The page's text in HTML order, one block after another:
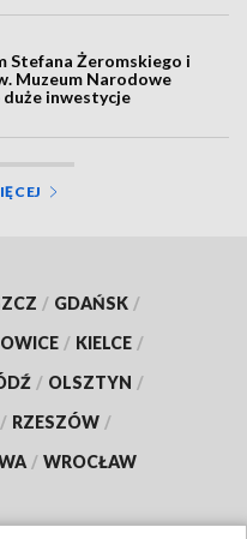
Stefana Żeromskiego i
Muzeum Narodowe
inwestycje
/ GDAŃSK /
/ KIELCE /
/ OLSZTYN /
/ RZESZÓW /
/ WROCŁAW